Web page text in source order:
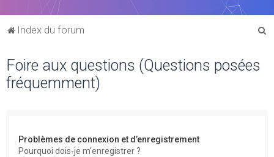
Index du forum
Foire aux questions (Questions posées
fréquemment)
Problèmes de connexion et d’enregistrement
Pourquoi dois-je m’enregistrer ?